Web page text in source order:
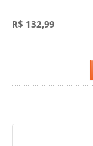
R$ 132,99